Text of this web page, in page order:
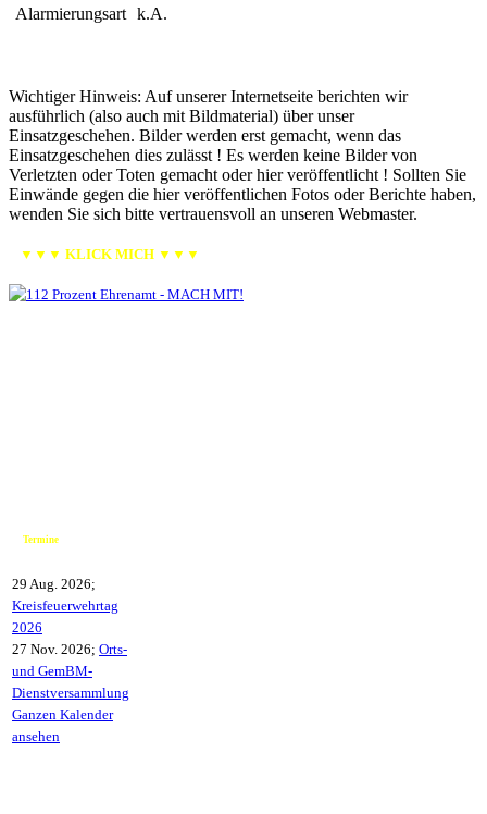
Alarmierungsart k.A.
Wichtiger Hinweis: Auf unserer Internetseite berichten wir
ausführlich (also auch mit Bildmaterial) über unser
Einsatzgeschehen. Bilder werden erst gemacht, wenn das
Einsatzgeschehen dies zulässt ! Es werden keine Bilder von
Verletzten oder Toten gemacht oder hier veröffentlicht ! Sollten Sie
Einwände gegen die hier veröffentlichen Fotos oder Berichte haben,
wenden Sie sich bitte vertrauensvoll an unseren Webmaster.
▼▼▼ KLICK MICH ▼▼▼
Termine
29 Aug. 2026;
Kreisfeuerwehrtag
2026
27 Nov. 2026; Orts-
und GemBM-
Dienstversammlung
Ganzen Kalender
ansehen